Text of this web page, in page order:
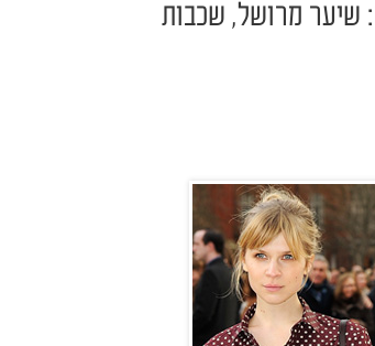
שיער מרושל, שכבות